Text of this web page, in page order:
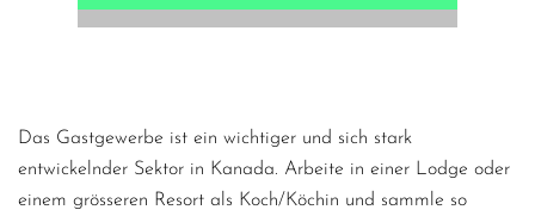
Das Gastgewerbe ist ein wichtiger und sich stark
entwickelnder Sektor in Kanada. Arbeite in einer Lodge oder
einem grösseren Resort als Koch/Köchin und sammle so